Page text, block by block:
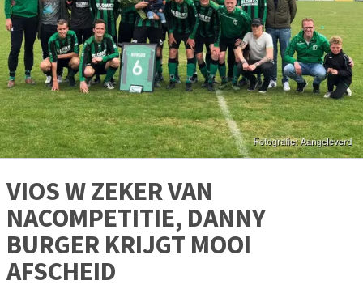
VIOS W ZEKER VAN
NACOMPETITIE, DANNY
BURGER KRIJGT MOOI
AFSCHEID